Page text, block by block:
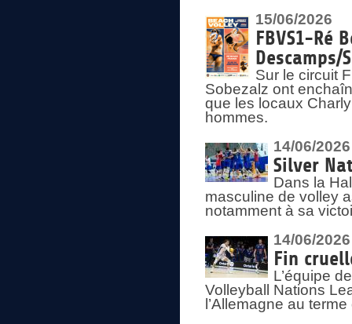
15/06/2026
FBVS1-Ré
Descamps/
Sur le circuit
Sobezalz ont
que les locaux
hommes.
14/06/2026
Silver
Dans la
masculine de volley
notamment à sa
14/06/2026
Fin
L’équipe
Volleyball Nations
l’Allemagne au